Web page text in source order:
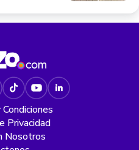
Privacidad
Nosotros